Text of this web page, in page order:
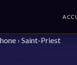
› Saint-Priest